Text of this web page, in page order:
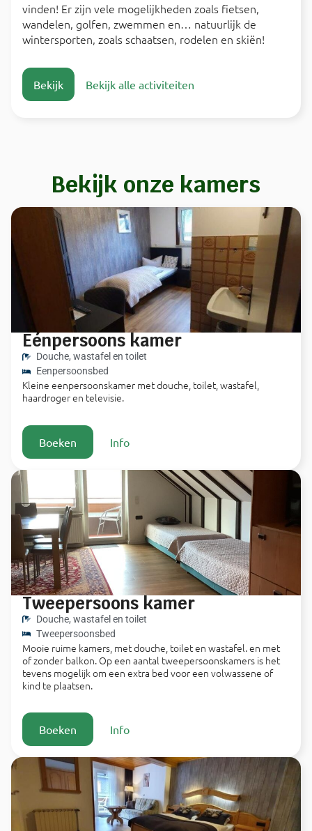
vinden! Er zijn vele mogelijkheden zoals fietsen,
wandelen, golfen, zwemmen en… natuurlijk de
wintersporten, zoals schaatsen, rodelen en skiën!
Bekijk Bekijk alle activiteiten
Eénpersoons kamer
Douche, wastafel en toilet
Eenpersoonsbed
Kleine eenpersoonskamer met douche, toilet, wastafel,
haardroger en televisie.
Boeken Info
Tweepersoons kamer
Douche, wastafel en toilet
Tweepersoonsbed
Mooie ruime kamers, met douche, toilet en wastafel. en met
of zonder balkon. Op een aantal tweepersoonskamers is het
tevens mogelijk om een extra bed voor een volwassene of
kind te plaatsen.
Boeken Info
Bekijk onze kamers